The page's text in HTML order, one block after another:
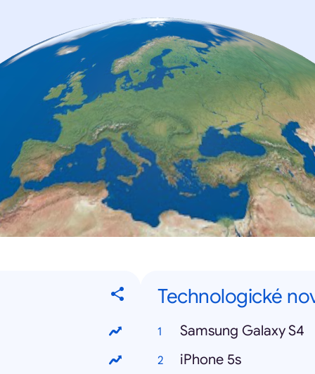
Technologické
Samsung Galaxy S4
iPhone 5s